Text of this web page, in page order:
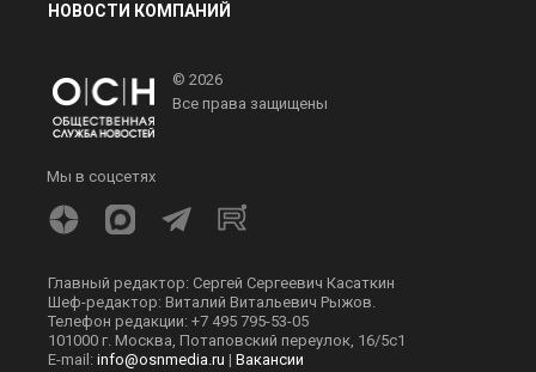
НОВОСТИ КОМПАНИЙ
© 2026
Все права защищены
Мы в соцсетях
Главный редактор: Сергей Сергеевич Касаткин
Шеф-редактор: Виталий Витальевич Рыжов.
Телефон редакции: +7 495 795-53-05
101000 г. Москва, Потаповский переулок, 16/5с1
E-mail: info@osnmedia.ru | Вакансии